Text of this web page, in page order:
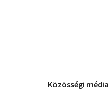
Közösségi média